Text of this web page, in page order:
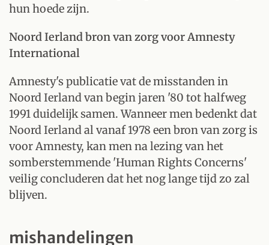
hun hoede zijn.
Noord Ierland bron van zorg voor Amnesty
International
Amnesty's publicatie vat de misstanden in
Noord Ierland van begin jaren '80 tot halfweg
1991 duidelijk samen. Wanneer men bedenkt dat
Noord Ierland al vanaf 1978 een bron van zorg is
voor Amnesty, kan men na lezing van het
somberstemmende 'Human Rights Concerns'
veilig concluderen dat het nog lange tijd zo zal
blijven.
mishandelingen